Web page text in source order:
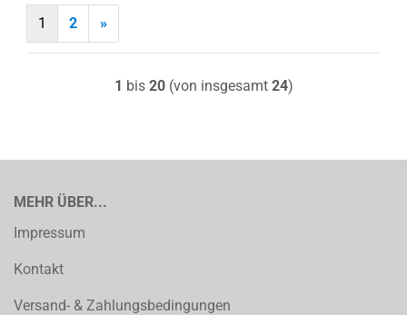
1 2 »
1 bis 20(von insgesamt 24)
MEHR ÜBER...
Impressum
Kontakt
Versand- & Zahlungsbedingungen